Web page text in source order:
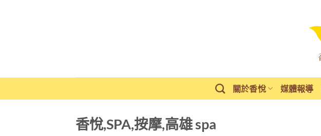
關於香悅 媒體報導
香悅,SPA,按摩,高雄 spa